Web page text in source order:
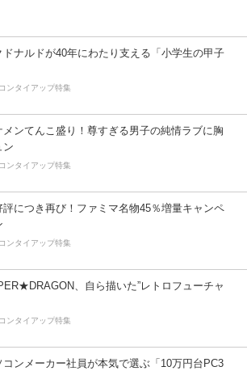
ドナルドが40年にわたり支える「小学生の甲子
ンタイアップ特集
メンてんこ盛り！尊すぎる男子の純情ラブに胸
ン
ンタイアップ特集
評につき再び！ファミマ名物45％増量キャンペ
ンタイアップ特集
、自ら描いた”レトロフューチャ
ンタイアップ特集
コンメーカー社員が本気で選ぶ「10万円台PC3